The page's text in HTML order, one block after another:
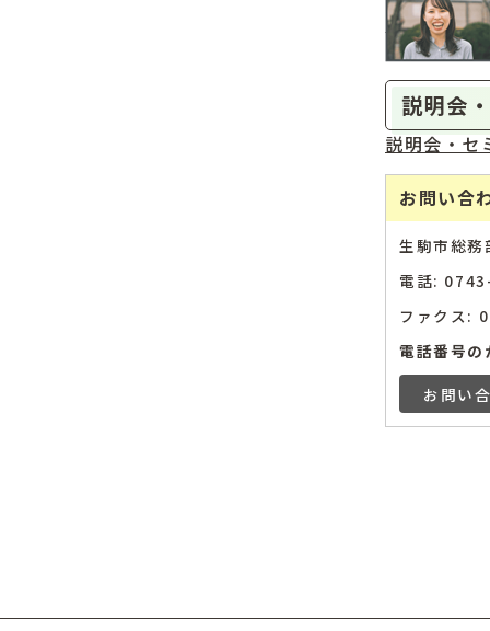
説明会
説明会・セ
お問い合
生駒市総務
電話:
ファクス:
電話番号の
お問い